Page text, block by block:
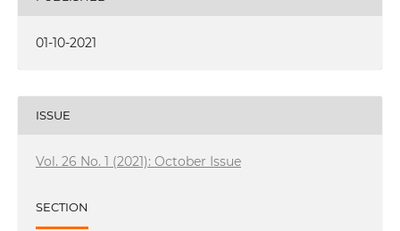
01-10-2021
ISSUE
Vol. 26 No. 1 (2021): October Issue
SECTION